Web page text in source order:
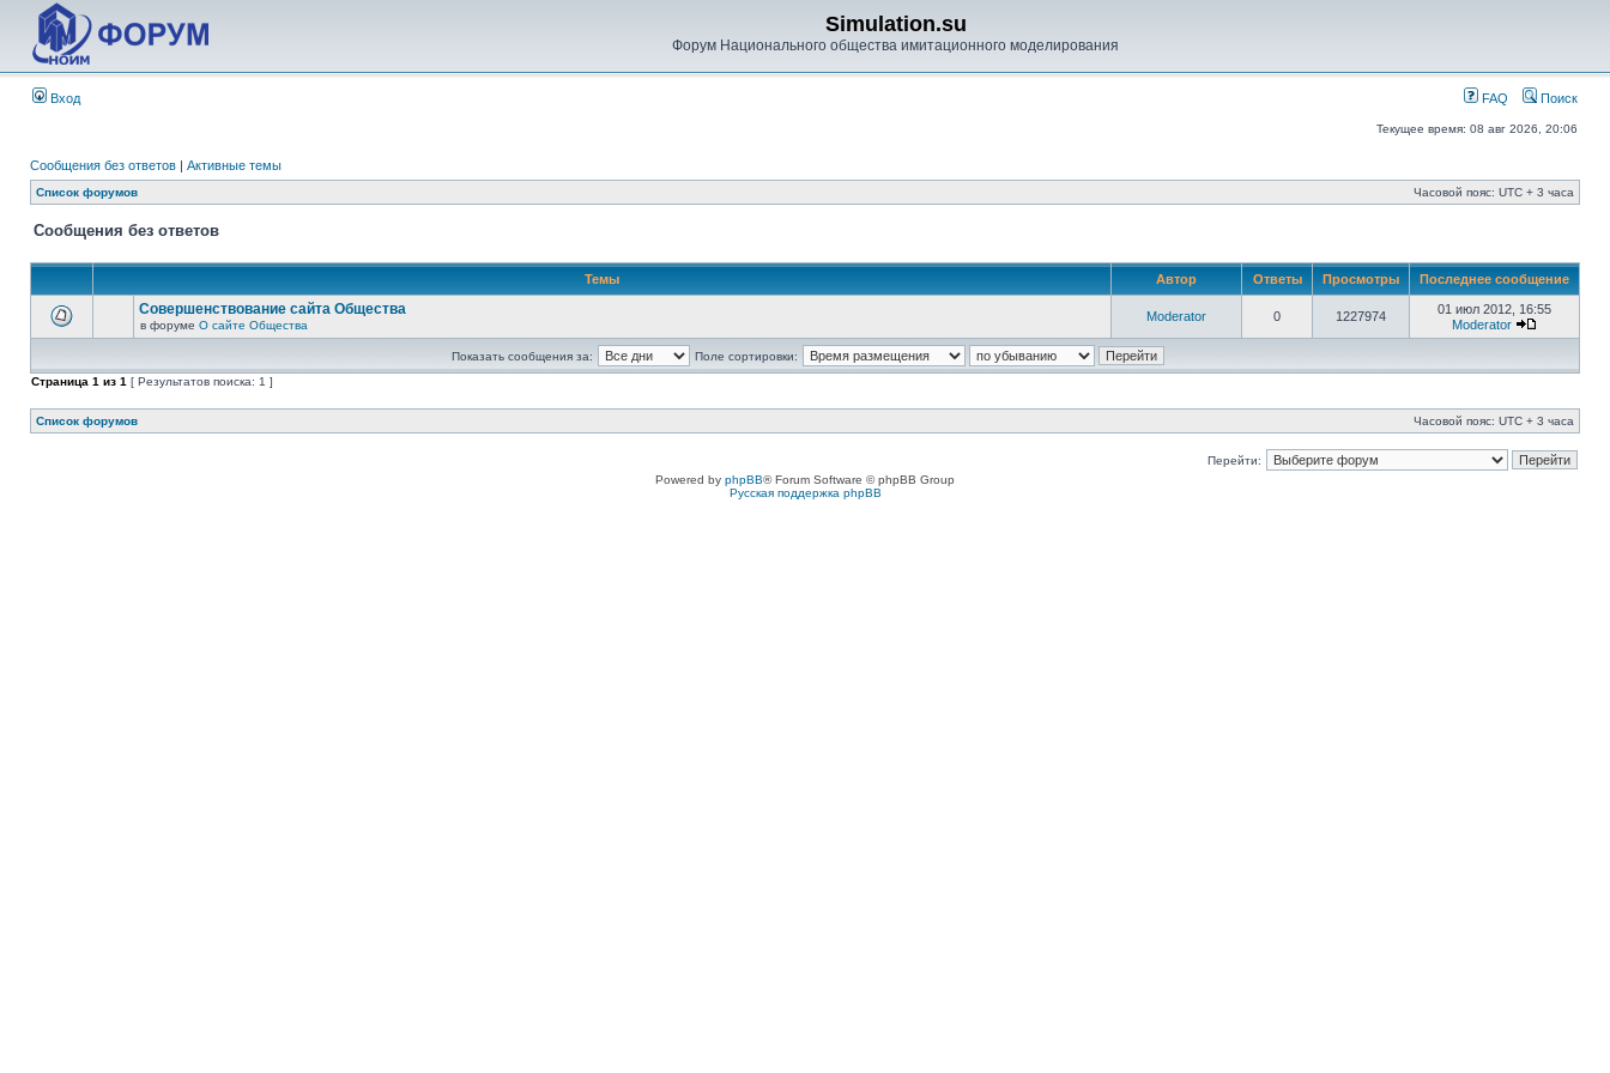
Simulation.su
Форум Национального общества имитационного моделирования
Вход FAQ Поиск
Текущее время: 08 авг 2026, 20:06
Сообщения без ответов | Активные темы
Список форумов Часовой пояс: UTC + 3 часа
Сообщения без ответов
Темы Автор Ответы Просмотры Последнее сообщение
Совершенствование сайта Общества
в форуме О сайте Общества
Moderator 0 1227974
01 июл 2012, 16:55
Moderator
Показать сообщения за:
Поле сортировки:
Страница 1 из 1 [ Результатов поиска: 1 ]
Список форумов Часовой пояс: UTC + 3 часа
Перейти:
Powered by phpBB® Forum Software © phpBB Group
Русская поддержка phpBB